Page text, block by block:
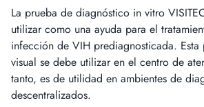
La prueba de diagnóstico in vitro
utilizar como una ayuda para el
infección de VIH prediagnosticada. Esta
visual se debe utilizar en el centro de
tanto, es de utilidad en ambientes de
descentralizados.